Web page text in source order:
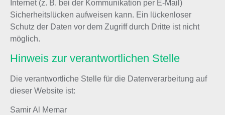
Internet (z. B. bei der Kommunikation per E-Mail)
Sicherheitslücken aufweisen kann. Ein lückenloser
Schutz der Daten vor dem Zugriff durch Dritte ist nicht
möglich.
Hinweis zur verantwortlichen Stelle
Die verantwortliche Stelle für die Datenverarbeitung auf
dieser Website ist:
Samir Al Memar